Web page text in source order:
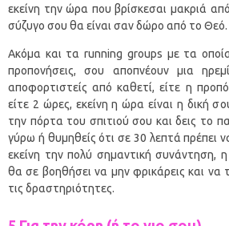
εκείνη την ώρα που βρίσκεσαι μακριά
σύζυγο σου θα είναι σαν δώρο από το Θεό.
Ακόμα και τα running groups με τα οποία
προπονήσεις, σου αποπνέουν μια
αποφορτιστείς από καθετί, είτε η
είτε 2 ώρες, εκείνη η ώρα είναι η δική
την πόρτα του σπιτιού σου και δεις το
γύρω ή θυμηθείς ότι σε 30 λεπτά πρέπει
εκείνη την πολύ σημαντική συνάντηση,
θα σε βοηθήσει να μην φρικάρεις και να
τις δραστηριότητες.